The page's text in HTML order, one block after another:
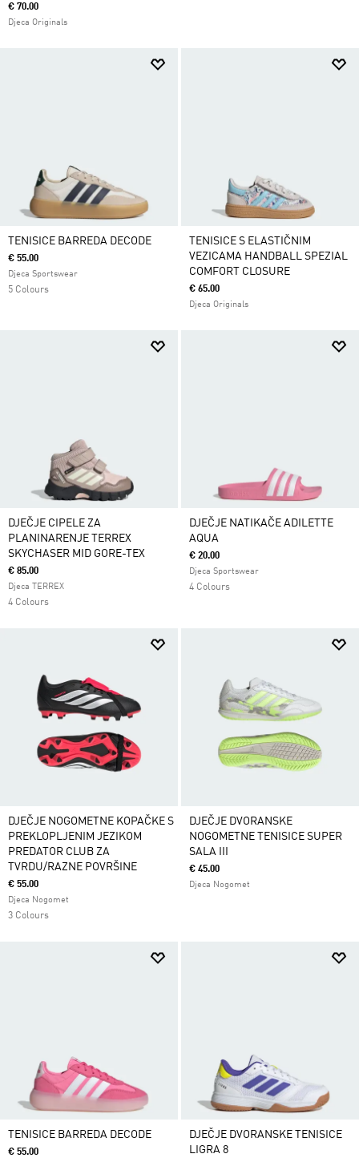
€ 70.00
Djeca Originals
TENISICE BARREDA DECODE
€ 55.00
Djeca Sportswear
5 Colours
TENISICE S ELASTIČNIM
VEZICAMA HANDBALL SPEZIAL
COMFORT CLOSURE
€ 65.00
Djeca Originals
DJEČJE CIPELE ZA
PLANINARENJE TERREX
SKYCHASER MID GORE-TEX
€ 85.00
Djeca TERREX
4 Colours
DJEČJE NATIKAČE ADILETTE
AQUA
€ 20.00
Djeca Sportswear
4 Colours
DJEČJE NOGOMETNE KOPAČKE S
PREKLOPLJENIM JEZIKOM
PREDATOR CLUB ZA
TVRDU/RAZNE POVRŠINE
€ 55.00
Djeca Nogomet
3 Colours
DJEČJE DVORANSKE
NOGOMETNE TENISICE SUPER
SALA III
€ 45.00
Djeca Nogomet
TENISICE BARREDA DECODE
€ 55.00
DJEČJE DVORANSKE TENISICE
LIGRA 8